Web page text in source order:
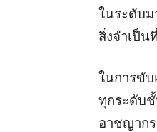
ในระดับ
สิ่งจำเป็น
ในการขั
ทุกระดับ
อาชญาก